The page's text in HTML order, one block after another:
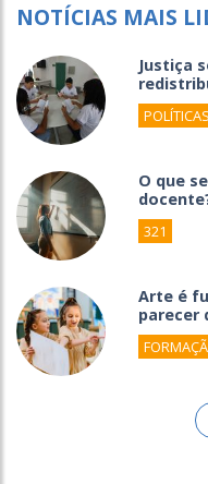
NOTÍCIAS MAIS
Justiça
O que
321
Arte é
parecer